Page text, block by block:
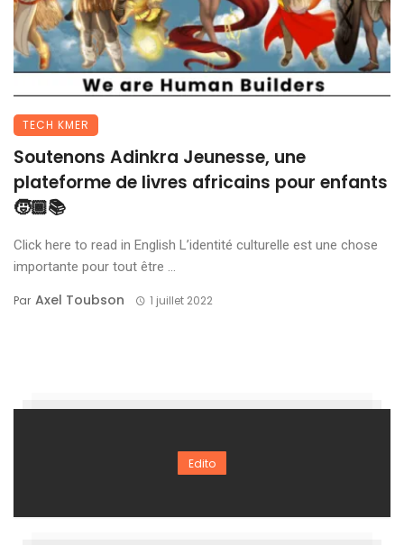
TECH KMER
Soutenons Adinkra Jeunesse, une
plateforme de livres africains pour enfants
🧒🏾📚
Click here to read in English L’identité culturelle est une chose
importante pour tout être ...
Par Axel Toubson 1 juillet 2022
Edito